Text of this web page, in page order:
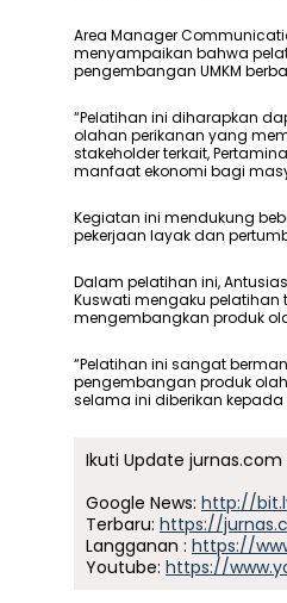
Area Manager
menyampaikan bahwa
pengembangan UMKM
“Pelatihan ini diharapkan
olahan perikanan yang
stakeholder terkait,
manfaat ekonomi bagi
Kegiatan ini mendukung
pekerjaan layak dan
Dalam pelatihan ini,
Kuswati mengaku
mengembangkan produk
“Pelatihan ini sangat
pengembangan produk
selama ini diberikan kepada
Ikuti Update jurnas.com
Google News: http://
Terbaru: https://
Langganan : https://
Youtube: https://